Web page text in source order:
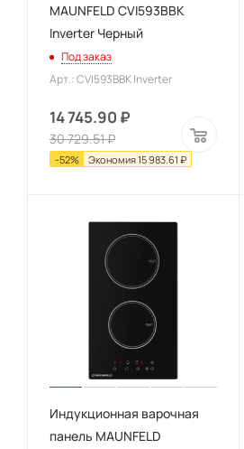
MAUNFELD CVI593BBK
Inverter Черный
Под заказ
Арт.: CVI593BBK Inverter
14 745.90 ₽
30 729.51₽
-52% Экономия15 983.61 ₽
Индукционная варочная
панель MAUNFELD